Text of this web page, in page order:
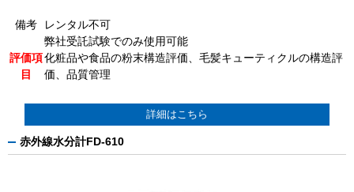
備考
レンタル不可
弊社受託試験でのみ使用可能
評価項
目
化粧品や食品の粉末構造評価、毛髪キューティクルの構造評
価、品質管理
詳細はこちら
赤外線水分計FD-610